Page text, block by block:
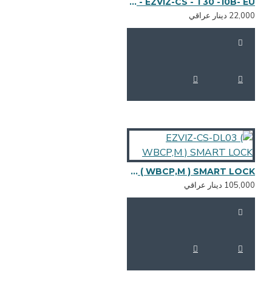
دينار عراقي
EZVIZ-CS-DL03 ( WBCP,M ) SMART LOCK
دينار عراقي